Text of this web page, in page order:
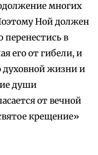
многих
Ной должен
в
его от гибели, и
духовной жизни и
души
от вечной
крещение»